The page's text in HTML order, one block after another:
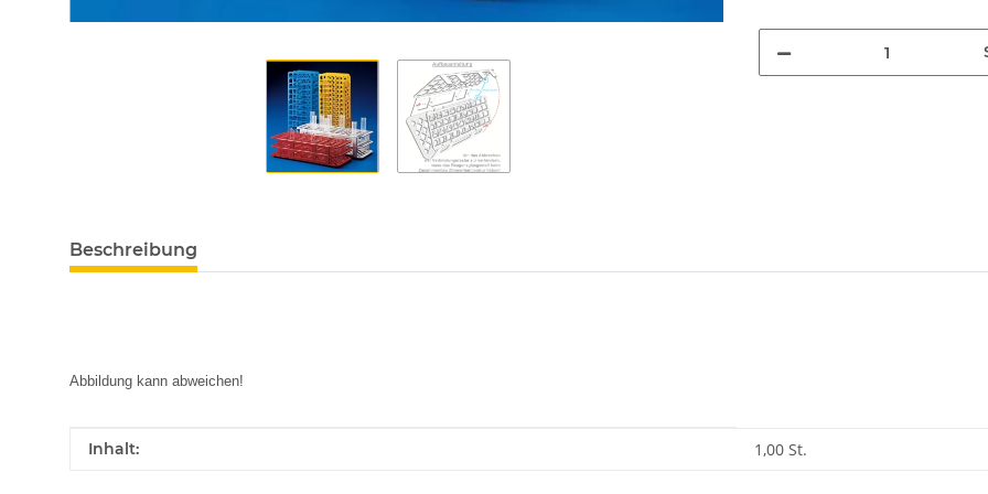
Beschreibung
Abbildung kann abweichen!
Produkteigenschaft
Wert
Inhalt: 1,00 St.